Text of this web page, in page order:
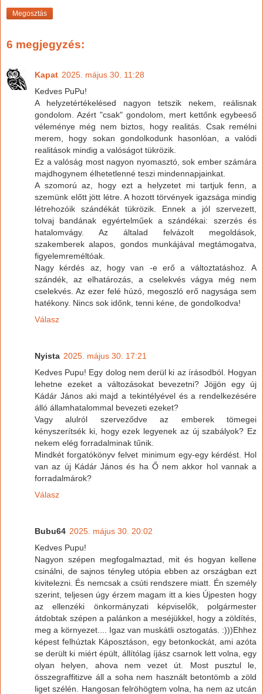
Megosztás
6 megjegyzés:
Kapat 2025. május 30. 11:28
Kedves PuPu!
A helyzetértékelésed nagyon tetszik nekem, reálisnak
gondolom. Azért "csak" gondolom, mert kettőnk egybeeső
véleménye még nem biztos, hogy realitás. Csak remélni
merem, hogy sokan gondolkodunk hasonlóan, a valódi
realitások mindig a valóságot tükrözik.
Ez a valóság most nagyon nyomasztó, sok ember számára
majdhogynem élhetetlenné teszi mindennapjainkat.
A szomorú az, hogy ezt a helyzetet mi tartjuk fenn, a
szemünk előtt jött létre. A hozott törvények igazsága mindig
létrehozóik szándékát tükrözik. Ennek a jól szervezett,
tolvaj bandának egyértelműek a szándékai: szerzés és
hatalomvágy. Az általad felvázolt megoldások,
szakemberek alapos, gondos munkájával megtámogatva,
figyelemreméltóak.
Nagy kérdés az, hogy van -e erő a változtatáshoz. A
szándék, az elhatározás, a cselekvés vágya még nem
cselekvés. Az ezer felé húzó, megoszló erő nagysága sem
hatékony. Nincs sok időnk, tenni kéne, de gondolkodva!
Válasz
Nyista 2025. május 30. 17:21
Kedves Pupu! Egy dolog nem derül ki az írásodból. Hogyan
lehetne ezeket a változásokat bevezetni? Jöjjön egy új
Kádár János aki majd a tekintélyével és a rendelkezésére
álló államhatalommal bevezeti ezeket?
Vagy alulról szerveződve az emberek tömegei
kényszerítsék ki, hogy ezek legyenek az új szabályok? Ez
nekem elég forradalminak tűnik.
Mindkét forgatókönyv felvet minimum egy-egy kérdést. Hol
van az új Kádár János és ha Ő nem akkor hol vannak a
forradalmárok?
Válasz
Bubu64 2025. május 30. 20:02
Kedves Pupu!
Nagyon szépen megfogalmaztad, mit és hogyan kellene
csinálni, de sajnos tényleg utópia ebben az országban ezt
kivitelezni. És nemcsak a csúti rendszere miatt. Én személy
szerint, teljesen úgy érzem magam itt a kies Újpesten hogy
az ellenzéki önkormányzati képviselők, polgármester
átdobtak szépen a palánkon a meséjükkel, hogy a zöldítés,
meg a környezet.... Igaz van muskátli osztogatás. :)))Ehhez
képest felhúztak Káposztáson, egy betonkockát, ami azóta
se derült ki miért épült, állítólag íjász csarnok lett volna, egy
olyan helyen, ahova nem vezet út. Most pusztul le,
összegraffitizve áll a soha nem használt betontömb a zöld
liget szélén. Hangosan felröhögtem volna, ha nem az utcán